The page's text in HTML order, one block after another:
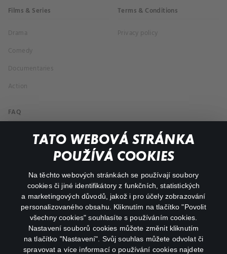
TATO WEBOVÁ STRÁNKA
POUŽÍVÁ COOKIES
Na těchto webových stránkách se používají soubory
cookies či jiné identifikátory z funkčních, statistických
a marketingových důvodů, jakož i pro účely zobrazování
personalizovaného obsahu. Kliknutím na tlačítko "Povolit
všechny cookies" souhlasíte s používáním cookies.
Nastavení souborů cookies můžete změnit kliknutím
na tlačítko "Nastavení". Svůj souhlas můžete odvolat či
spravovat a více informací o používání cookies najdete
Films & Series
Drama
Comedy
Documentaries
Action
Terms & Conditions
Privacy policy
FAQ
My profile
facebookinstagram
youtube